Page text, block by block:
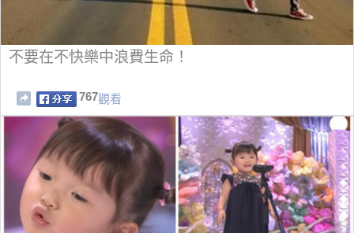
不要在不快樂中浪費生命！
767觀看